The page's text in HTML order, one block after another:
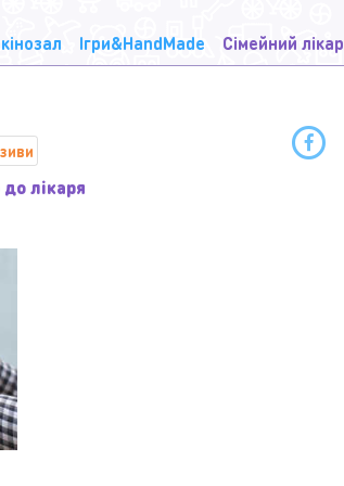
Ігри&HandMade Сімейний лікар
лікаря